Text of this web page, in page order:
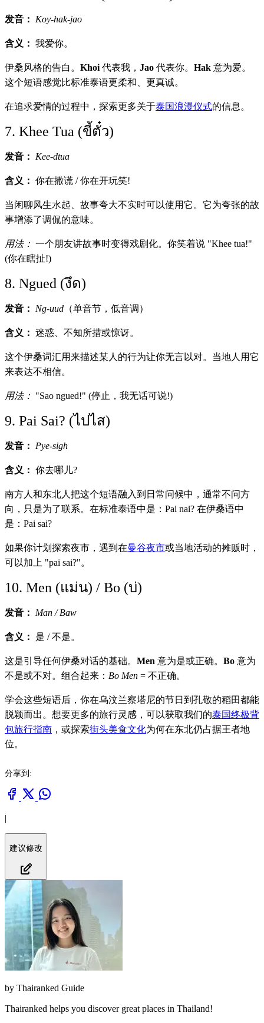
发音： Koy-hak-jao
含义： 我爱你。
伊桑风格的告白。 Khoi 代表我， Jao 代表你。 Hak 意为爱。
这个短语感觉比标准泰语更柔和、更真诚。
在追求爱情的过程中，探索更多关于泰国浪漫仪式的信息。
7. Khee Tua (ขี้ตั๋ว)
发音： Kee-dtua
含义： 你在撒谎 / 你在开玩笑!
当闲聊风生水起、故事夸大不实时可以使用它。它为夸张的故
事增添了调侃的意味。
用法： 一个朋友讲故事时变得戏剧化。你笑着说 "Khee tua!"
(你在瞎扯!)
8. Ngued (งึด)
发音： Ng-uud （单音节，低音调）
含义： 迷惑、不知所措或惊讶。
这个伊桑词汇用来描述某人的行为让你无言以对。当地人用它
来表达不相信。
用法： "Sao ngued!" (停止，我无话可说!)
9. Pai Sai? (ไปไส)
发音： Pye-sigh
含义： 你去哪儿?
南方人和东北人把这个短语融入到日常问候中，通常不问方
向，只是为了联系。在标准泰语中是：Pai nai? 在伊桑语中
是：Pai sai?
如果你计划探索夜市，遇到在曼谷夜市或当地活动的摊贩时，
可以加上 "pai sai?"。
10. Men (แม่น) / Bo (บ่)
发音： Man / Baw
含义： 是 / 不是。
这是引导任何伊桑对话的基础。 Men 意为是或正确。 Bo 意为
不是或不对。组合起来： Bo Men = 不正确。
学会这些短语后，你在乌汶兰察塔尼的节日到孔敬的稻田都能
脱颖而出。想要更多的旅行灵感，可以获取我们的泰国终极背
包旅行指南 ，或探索街头美食文化为何在东北仍占据王者地
位。
分享到:
|
建议修改
by Thairanked Guide
Thairanked helps you discover great places in Thailand!